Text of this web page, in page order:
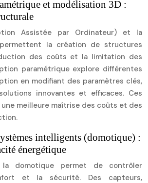
et modélisation 3D :
Assistée par Ordinateur) et la
la création de structures
des coûts et la limitation des
paramétrique explore différentes
en modifiant des paramètres clés,
innovantes et efficaces. Ces
meilleure maîtrise des coûts et des
intelligents (domotique) :
énergétique
la domotique permet de contrôler
et la sécurité. Des capteurs,